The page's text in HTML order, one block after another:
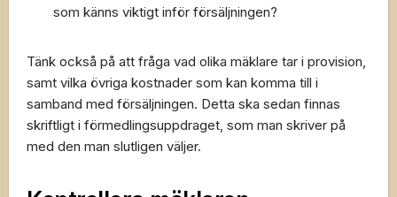
som känns viktigt inför försäljningen?
Tänk också på att fråga vad olika mäklare tar i provision,
samt vilka övriga kostnader som kan komma till i
samband med försäljningen. Detta ska sedan finnas
skriftligt i förmedlingsuppdraget, som man skriver på
med den man slutligen väljer.